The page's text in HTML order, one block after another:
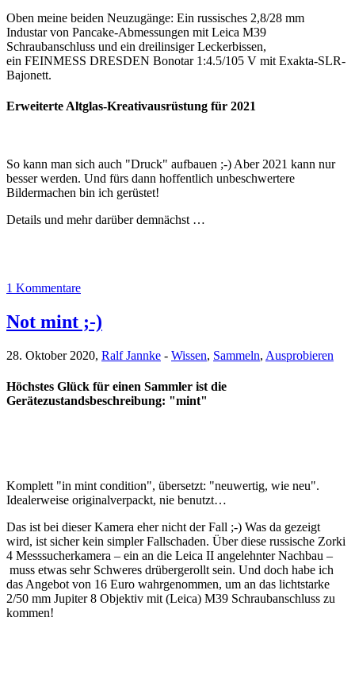
Oben meine beiden Neuzugänge: Ein russisches 2,8/28 mm
Industar von Pancake-Abmessungen mit Leica M39
Schraubanschluss und ein dreilinsiger Leckerbissen,
ein FEINMESS DRESDEN Bonotar 1:4.5/105 V mit Exakta-SLR-
Bajonett.
Erweiterte Altglas-Kreativausrüstung für 2021
So kann man sich auch "Druck" aufbauen ;-) Aber 2021 kann nur
besser werden. Und fürs dann hoffentlich unbeschwertere
Bildermachen bin ich gerüstet!
Details und mehr darüber demnächst …
1 Kommentare
Not mint ;-)
28. Oktober 2020, Ralf Jannke - Wissen, Sammeln, Ausprobieren
Höchstes Glück für einen Sammler ist die
Gerätezustandsbeschreibung: "mint"
Komplett "in mint condition", übersetzt: "neuwertig, wie neu".
Idealerweise originalverpackt, nie benutzt…
Das ist bei dieser Kamera eher nicht der Fall ;-) Was da gezeigt
wird, ist sicher kein simpler Fallschaden. Über diese russische Zorki
4 Messsucherkamera – ein an die Leica II angelehnter Nachbau –
muss etwas sehr Schweres drübergerollt sein. Und doch habe ich
das Angebot von 16 Euro wahrgenommen, um an das lichtstarke
2/50 mm Jupiter 8 Objektiv mit (Leica) M39 Schraubanschluss zu
kommen!